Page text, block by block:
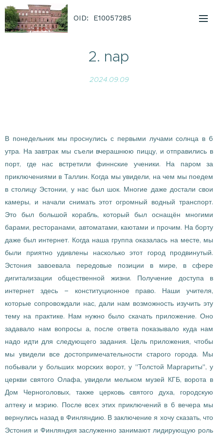
OID: E10057285
2. nap
2024.09.09
В понедельник мы проснулись с первыми лучами солнца в 6
утра. На завтрак мы съели вчерашнюю пиццу, и отправились в
порт, где нас встретили финнские ученики. На паром за
приключениями в Таллин. Когда мы увидели, на чем мы поедем
в столицу Эстонии, у нас был шок. Многие даже достали свои
камеры, и начали снимать этот огромный водный транспорт.
Это был большой корабль, который был оснащён многими
барами, ресторанами, автоматами, каютами и прочим. На борту
даже был интернет. Когда наша группа оказалась на месте, мы
были приятно удивлены насколько этот город продвинутый.
Эстония завоевала передовые позиции в мире, в сфере
дигитализации общественной жизни. Получение доступа в
интернет здесь – конституционное право. Наши учителя,
которые сопровождали нас, дали нам возможность изучить эту
тему на практике. Нам нужно было скачать приложение. Оно
задавало нам вопросы а, после ответа показывало куда нам
надо идти для следующего задания. Цель приложения, чтобы
мы увидели все достопримечательности старого города. Мы
побывали у больших морских ворот, у "Толстой Маргариты", у
церкви святого Олафа, увидели мельком музей КГБ, ворота в
Дом Черноголовых, также церковь святого духа, городскую
аптеку и мэрию. После всех этих приключений в 6 вечера мы
вернулись назад в Финляндию. В заключение я хочу сказать, что
Эстония и Финляндия заслуженно занимают лидирующую роль